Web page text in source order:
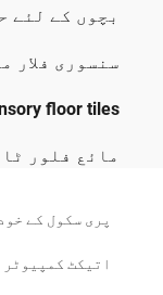
بچوں کے لئے
سنسوری فلار
floor tiles
مائع فلور
پری سکول کے
اتیکٹ